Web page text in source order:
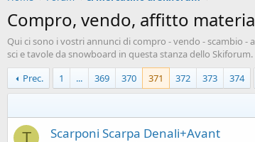
Compro, vendo, affitto
Qui ci sono i vostri annunci di compro - vendo - scambio
sci e tavole da snowboard in questa stanza dello Skiforum.
Prec.
1 ... 369 370 371 372 373 374
T Scarponi Scarpa Denali+Avant